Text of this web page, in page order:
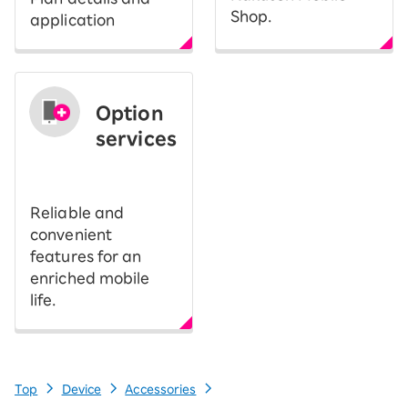
application
Shop.
Option
services
Reliable and
convenient
features for an
enriched mobile
life.
Top Device
Accessories